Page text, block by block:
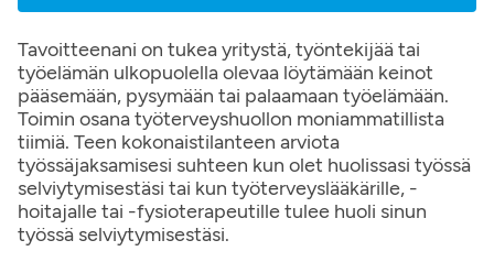
Tavoitteenani on tukea yritystä, työntekijää tai
työelämän ulkopuolella olevaa löytämään keinot
pääsemään, pysymään tai palaamaan työelämään.
Toimin osana työterveyshuollon moniammatillista
tiimiä. Teen kokonaistilanteen arviota
työssäjaksamisesi suhteen kun olet huolissasi työssä
selviytymisestäsi tai kun työterveyslääkärille, -
hoitajalle tai -fysioterapeutille tulee huoli sinun
työssä selviytymisestäsi.